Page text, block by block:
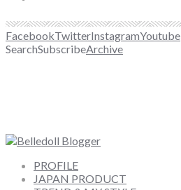
FacebookTwitterInstagramYoutube
SearchSubscribeArchive
PROFILE
JAPAN PRODUCT